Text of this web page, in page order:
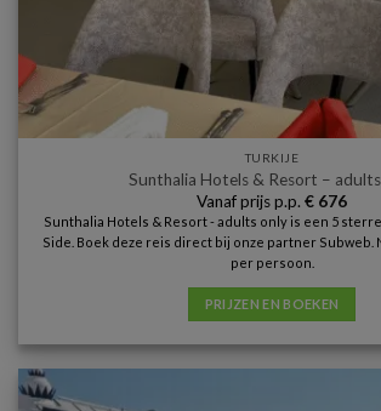
TURKIJE
Sunthalia Hotels & Resort –
Vanaf prijs p.p. € 676
Sunthalia Hotels & Resort - adults only is een 5
Side. Boek deze reis direct bij onze partner Subweb.
per persoon.
PRIJZEN EN BOEKEN